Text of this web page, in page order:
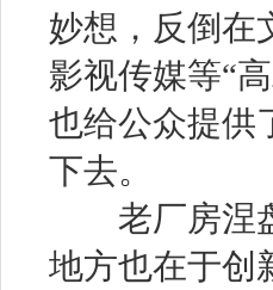
妙想，反倒在
影视传媒等“
也给公众提供
下去。
老厂房涅盘
地方也在于创